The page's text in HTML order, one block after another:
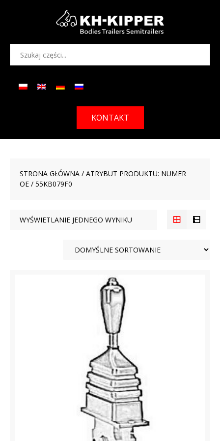
KONTAKT
STRONA GŁÓWNA / ATRYBUT PRODUKTU: NUMER
OE / 55KB079F0
WYŚWIETLANIE JEDNEGO WYNIKU